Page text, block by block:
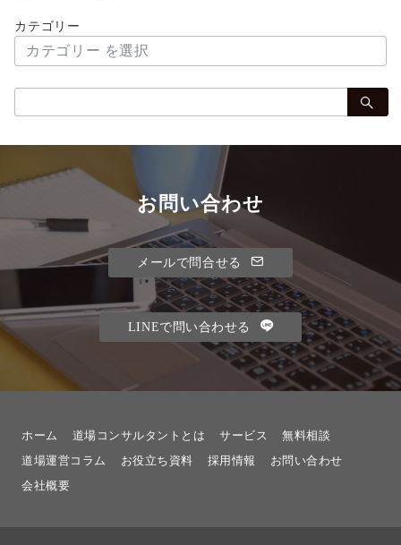
カテゴリー
索：
お問い合わせ
メールで問合せる
LINEで問い合わせる
ホーム 道場コンサルタントとは サービス
無料相談
道場運営コラム
お役立ち資料 採用情報
お問い合わせ
会社概要